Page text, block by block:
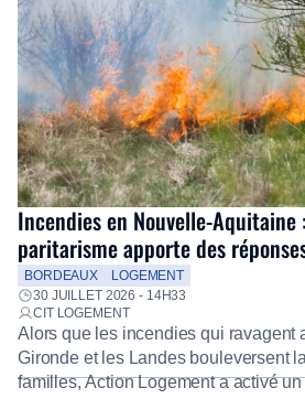
Incendies en Nouvelle-Aquitaine
paritarisme apporte des
salariés
BORDEAUX
LOGEMENT
30 JUILLET 2026 - 14H33
CIT LOGEMENT
Alors que les incendies qui ravagent
Gironde et les Landes bouleversent
familles, Action Logement a activé